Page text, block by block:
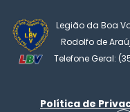
Legião da Boa
Rodolfo de
Telefone Geral:
Política de